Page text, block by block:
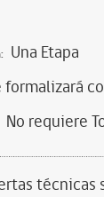
Una Etapa
No requiere